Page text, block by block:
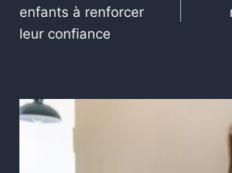
enfants à renforcer
leur confiance